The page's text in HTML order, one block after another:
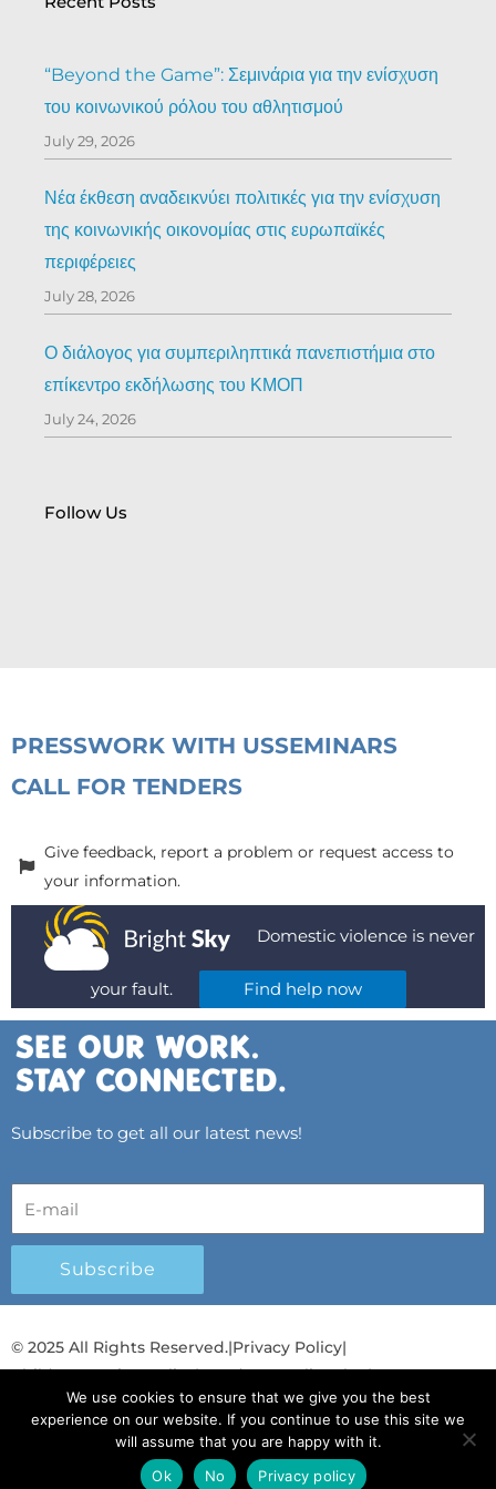
“Beyond the Game”: Σεμινάρια για την ενίσχυση
του κοινωνικού ρόλου του αθλητισμού
July 29, 2026
Νέα έκθεση αναδεικνύει πολιτικές για την ενίσχυση
της κοινωνικής οικονομίας στις ευρωπαϊκές
περιφέρειες
July 28, 2026
Ο διάλογος για συμπεριληπτικά πανεπιστήμια στο
επίκεντρο εκδήλωσης του ΚΜΟΠ
July 24, 2026
Follow Us
PRESSWORK WITH USSEMINARS
CALL FOR TENDERS
Give feedback, report a problem or request access to
your information.
Domestic violence is never
your fault. Find help now
Subscribe to get all our latest news!
Subscribe
© 2025 All Rights Reserved.|Privacy Policy|
Child Protection Policy|Gender Equality Plan|
Λογοδοσία και Διαφάνεια
T
w
Y
o
I
n
S
p
T
i
We use cookies to ensure that we give you the best
experience on our website. If you continue to use this site we
will assume that you are happy with it.
Ok
No Privacy policy